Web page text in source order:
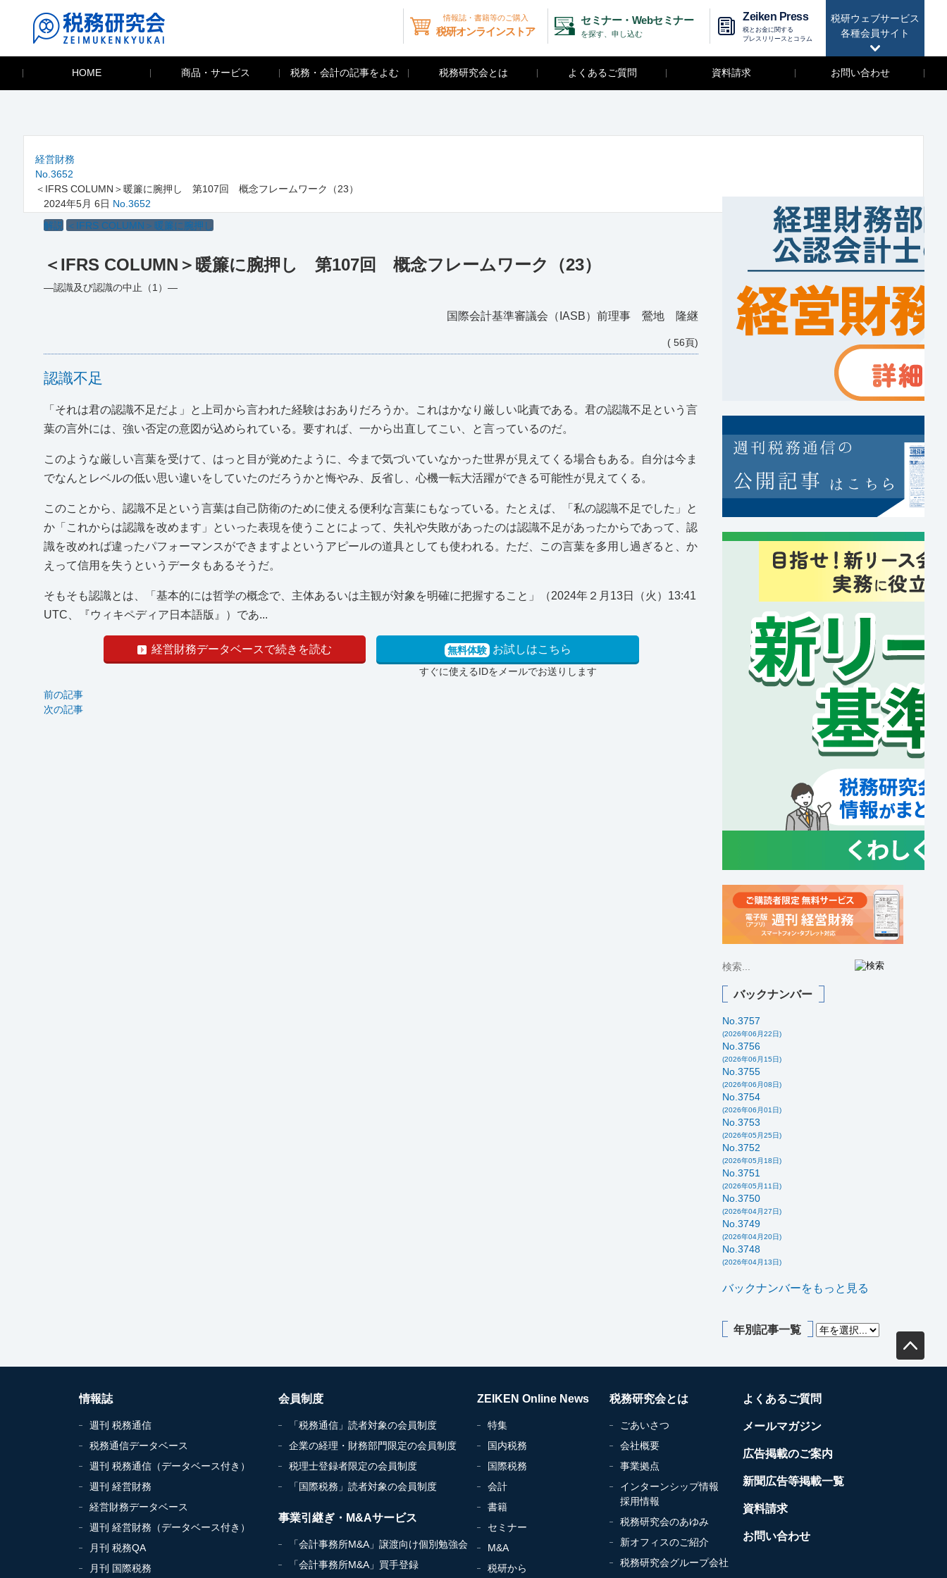
税研ウェブサービス
各種会員サイト
情報誌・書籍等のご購入
税研オンラインストア
セミナー・Webセミナー
を探す、申し込む
Zeiken Press
税とお金に関する
プレスリリースとコラム
HOME 商品・サービス 税務・会計の記事をよむ 税務研究会とは よくあるご質問 資料請求 お問い合わせ
経営財務
No.3652
＜IFRS COLUMN＞暖簾に腕押し 第107回 概念フレームワーク（23）
2024年5月 6日 No.3652
解説
＜IFRS COLUMN＞暖簾に腕押し
＜IFRS COLUMN＞暖簾に腕押し 第107回 概念フレームワーク（23）
―認識及び認識の中止（1）―
国際会計基準審議会（IASB）前理事 鶯地 隆継
( 56頁)
認識不足
「それは君の認識不足だよ」と上司から言われた経験はおありだろうか。これはかなり厳しい叱責である。君の認識不足という言
葉の言外には、強い否定の意図が込められている。要すれば、一から出直してこい、と言っているのだ。
このような厳しい言葉を受けて、はっと目が覚めたように、今まで気づいていなかった世界が見えてくる場合もある。自分は今ま
でなんとレベルの低い思い違いをしていたのだろうかと悔やみ、反省し、心機一転大活躍ができる可能性が見えてくる。
このことから、認識不足という言葉は自己防衛のために使える便利な言葉にもなっている。たとえば、「私の認識不足でした」と
か「これからは認識を改めます」といった表現を使うことによって、失礼や失敗があったのは認識不足があったからであって、認
識を改めれば違ったパフォーマンスができますよというアピールの道具としても使われる。ただ、この言葉を多用し過ぎると、か
えって信用を失うというデータもあるそうだ。
そもそも認識とは、「基本的には哲学の概念で、主体あるいは主観が対象を明確に把握すること」（2024年２月13日（火）13:41
UTC、『ウィキペディア日本語版』）であ...
経営財務データベースで続きを読む 無料体験 お試しはこちら
すぐに使えるIDをメールでお送りします
前の記事
次の記事
バックナンバー
No.3757
(2026年06月22日)
No.3756
(2026年06月15日)
No.3755
(2026年06月08日)
No.3754
(2026年06月01日)
No.3753
(2026年05月25日)
No.3752
(2026年05月18日)
No.3751
(2026年05月11日)
No.3750
(2026年04月27日)
No.3749
(2026年04月20日)
No.3748
(2026年04月13日)
バックナンバーをもっと見る
年別記事一覧
情報誌
週刊 税務通信
税務通信データベース
週刊 税務通信（データベース付き）
週刊 経営財務
経営財務データベース
週刊 経営財務（データベース付き）
月刊 税務QA
月刊 国際税務
会員制度
「税務通信」読者対象の会員制度
企業の経理・財務部門限定の会員制度
税理士登録者限定の会員制度
「国際税務」読者対象の会員制度
事業引継ぎ・M&Aサービス
「会計事務所M&A」譲渡向け個別勉強会
「会計事務所M&A」買手登録
ZEIKEN Online News
特集
国内税務
国際税務
会計
書籍
セミナー
M&A
税研から
税務研究会とは
ごあいさつ
会社概要
事業拠点
インターンシップ情報
採用情報
税務研究会のあゆみ
新オフィスのご紹介
税務研究会グループ会社
よくあるご質問
メールマガジン
広告掲載のご案内
新聞広告等掲載一覧
資料請求
お問い合わせ